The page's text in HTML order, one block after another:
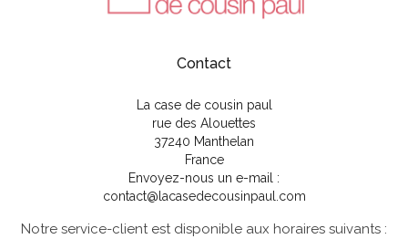
Contact
La case de cousin paul
rue des Alouettes
37240 Manthelan
France
Envoyez-nous un e-mail :
contact@lacasedecousinpaul.com
Notre service-client est disponible aux horaires suivants :